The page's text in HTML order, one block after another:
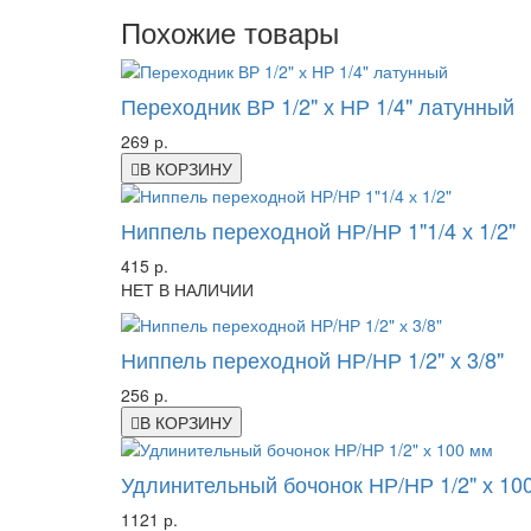
Похожие товары
Переходник ВР 1/2" х НР 1/4" латунный
269 р.
В КОРЗИНУ
Ниппель переходной НР/НР 1"1/4 х 1/2"
415 р.
НЕТ В НАЛИЧИИ
Ниппель переходной НР/НР 1/2" х 3/8"
256 р.
В КОРЗИНУ
Удлинительный бочонок НР/НР 1/2" х
1121 р.